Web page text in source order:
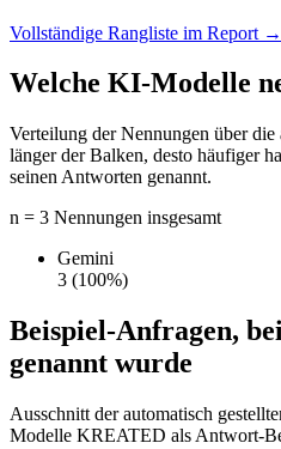
Vollständige Rangliste im Report →
Welche KI-Modelle
Verteilung der Nennungen über
länger der Balken, desto häufiger
seinen Antworten genannt.
n = 3 Nennungen insgesamt
Gemini
3 (100%)
Beispiel-Anfragen,
genannt wurde
Ausschnitt der automatisch
Modelle KREATED als Antwort-